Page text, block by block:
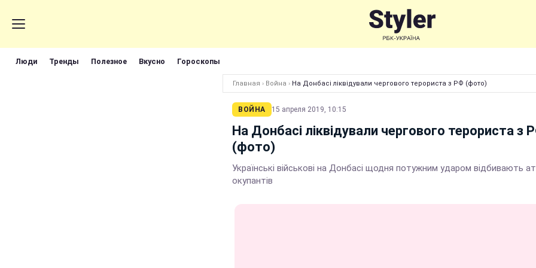
Люди Тренды Полезное Вкусно Гороскопы
Главная › Война › На Донбасі ліквідували чергового терориста з РФ (фото)
ВОЙНА 15 апреля 2019, 10:15
На Донбасі ліквідували чергового терориста з
(фото)
Українські військові на Донбасі щодня потужним ударом відбивають
окупантів